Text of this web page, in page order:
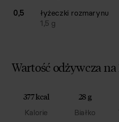
0,5
łyżeczki rozmarynu
1,5 g
Wartość odżywcza na
377 kcal
Kalorie
28 g
Białko